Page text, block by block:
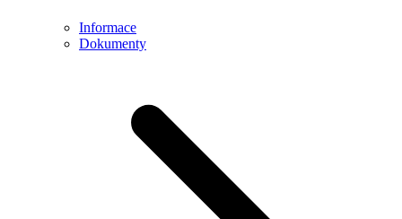
Informace
Dokumenty